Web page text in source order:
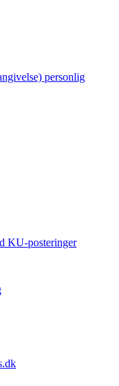
personlig
KU-posteringer